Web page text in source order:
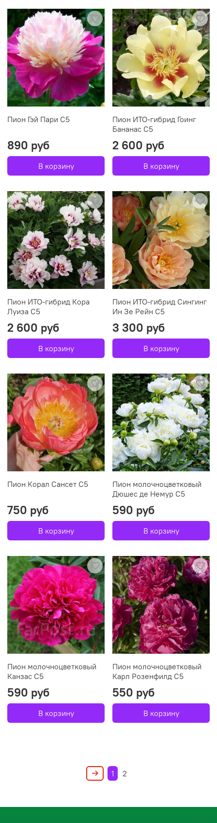
Пион Гэй Пари С5
890 руб
В корзину
Пион ИТО-гибрид Гоинг
Бананас С5
2 600 руб
В корзину
Пион ИТО-гибрид Кора
Луиза С5
2 600 руб
В корзину
Пион ИТО-гибрид Сингинг
Ин Зе Рейн С5
3 300 руб
В корзину
Пион Корал Сансет С5
750 руб
В корзину
Пион молочноцветковый
Дюшес де Немур С5
590 руб
В корзину
Пион молочноцветковый
Канзас С5
590 руб
В корзину
Пион молочноцветковый
Карл Розенфилд С5
550 руб
В корзину
1 2